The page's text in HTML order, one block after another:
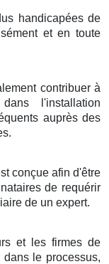
handicapées de
et en toute
contribuer à
l'installation
auprès des
conçue afin d'être
de requérir
de un expert.
et les firmes de
le processus,